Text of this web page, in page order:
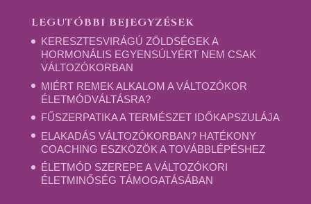
LEGUTÓBBI BEJEGYZÉSEK
KERESZTESVIRÁGÚ ZÖLDSÉGEK A
HORMONÁLIS EGYENSÚLYÉRT NEM CSAK
VÁLTOZÓKORBAN
MIÉRT REMEK ALKALOM A VÁLTOZÓKOR
ÉLETMÓDVÁLTÁSRA?
FŰSZERPATIKA A TERMÉSZET IDŐKAPSZULÁJA
ELAKADÁS VÁLTOZÓKORBAN? HATÉKONY
COACHING ESZKÖZÖK A TOVÁBBLÉPÉSHEZ
ÉLETMÓD SZEREPE A VÁLTOZÓKORI
ÉLETMINŐSÉG TÁMOGATÁSÁBAN